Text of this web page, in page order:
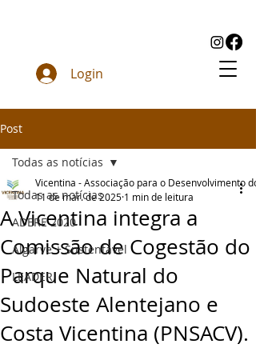
Login
Post
Todas as notícias
ADERE 2020
Algarve + Sustentável
LEADER
Todas as notícias
A Vicentina integra a
Comissão de Cogestão do
Parque Natural do
Sudoeste Alentejano e
Costa Vicentina (PNSACV).
Vicentina - Associação para o Desenvolvimento
11 de mar. de 2025 1 min de leitura